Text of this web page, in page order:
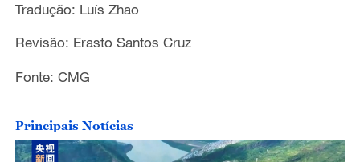
Tradução: Luís Zhao
Revisão: Erasto Santos Cruz
Fonte: CMG
Principais Notícias